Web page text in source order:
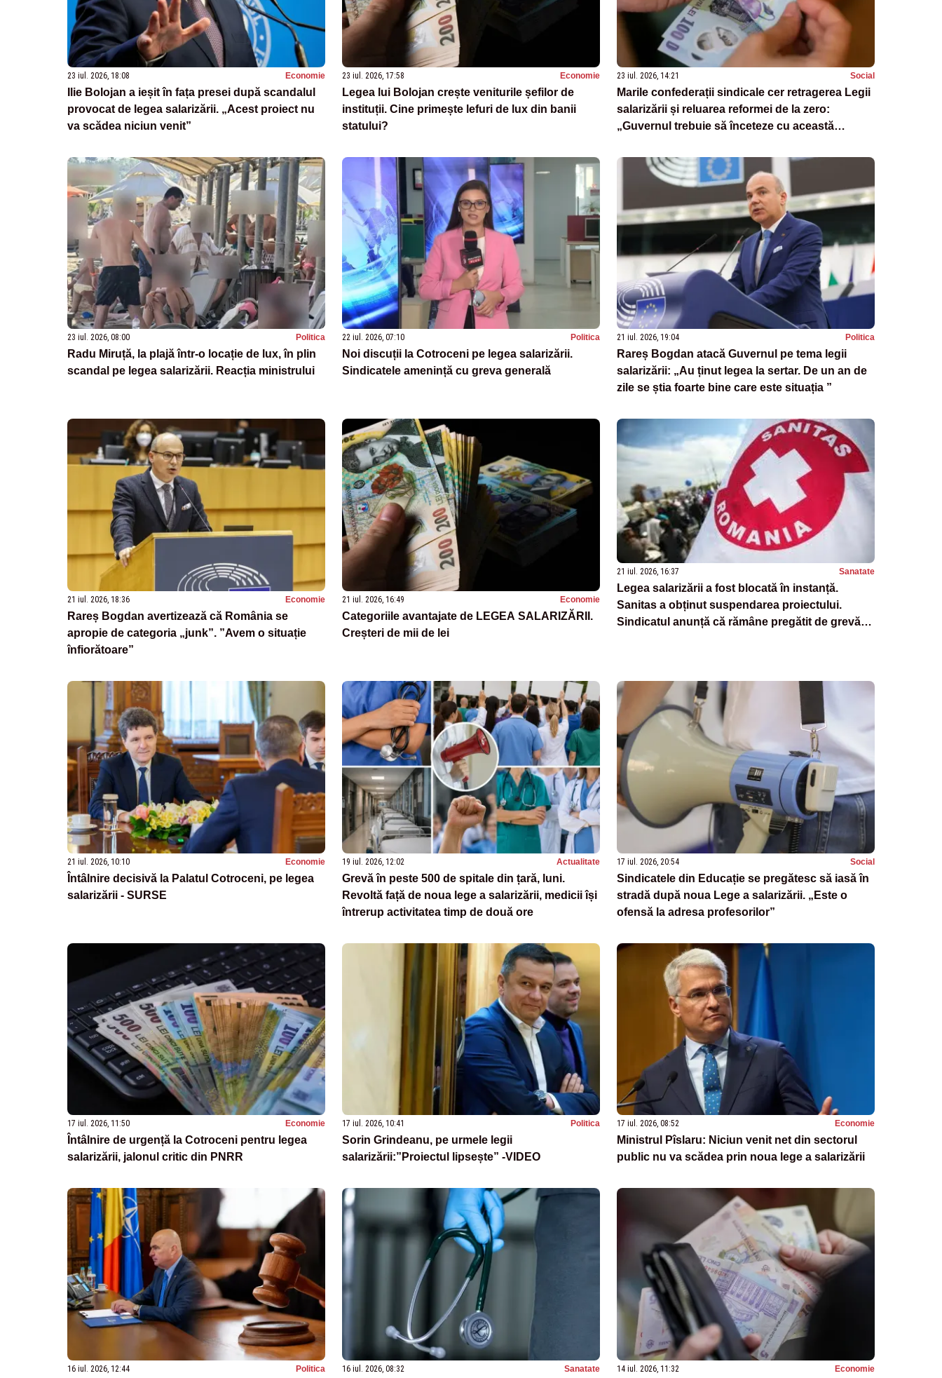
23 iul. 2026, 18:08 Economie
Ilie Bolojan a ieșit în fața presei după scandalul
provocat de legea salarizării. „Acest proiect nu
va scădea niciun venit”
23 iul. 2026, 17:58 Economie
Legea lui Bolojan crește veniturile șefilor de
instituții. Cine primește lefuri de lux din banii
statului?
23 iul. 2026, 14:21 Social
Marile confederații sindicale cer retragerea Legii
salarizării și reluarea reformei de la zero:
„Guvernul trebuie să înceteze cu această
23 iul. 2026, 08:00 Politica
Radu Miruță, la plajă într-o locație de lux, în plin
scandal pe legea salarizării. Reacția ministrului
22 iul. 2026, 07:10 Politica
Noi discuții la Cotroceni pe legea salarizării.
Sindicatele amenință cu greva generală
21 iul. 2026, 19:04 Politica
Rareș Bogdan atacă Guvernul pe tema legii
salarizării: „Au ținut legea la sertar. De un an de
zile se știa foarte bine care este situația ”
21 iul. 2026, 18:36 Economie
Rareș Bogdan avertizează că România se
apropie de categoria „junk”. ”Avem o situație
înfiorătoare”
21 iul. 2026, 16:49 Economie
Categoriile avantajate de LEGEA SALARIZĂRII.
Creșteri de mii de lei
21 iul. 2026, 16:37 Sanatate
Legea salarizării a fost blocată în instanță.
Sanitas a obținut suspendarea proiectului.
Sindicatul anunță că rămâne pregătit de grevă
21 iul. 2026, 10:10 Economie
Întâlnire decisivă la Palatul Cotroceni, pe legea
salarizării - SURSE
19 iul. 2026, 12:02 Actualitate
Grevă în peste 500 de spitale din țară, luni.
Revoltă față de noua lege a salarizării, medicii își
întrerup activitatea timp de două ore
17 iul. 2026, 20:54 Social
Sindicatele din Educație se pregătesc să iasă în
stradă după noua Lege a salarizării. „Este o
ofensă la adresa profesorilor”
17 iul. 2026, 11:50 Economie
Întâlnire de urgență la Cotroceni pentru legea
salarizării, jalonul critic din PNRR
17 iul. 2026, 10:41 Politica
Sorin Grindeanu, pe urmele legii
salarizării:”Proiectul lipsește” -VIDEO
17 iul. 2026, 08:52 Economie
Ministrul Pîslaru: Niciun venit net din sectorul
public nu va scădea prin noua lege a salarizării
16 iul. 2026, 12:44 Politica 16 iul. 2026, 08:32 Sanatate 14 iul. 2026, 11:32 Economie